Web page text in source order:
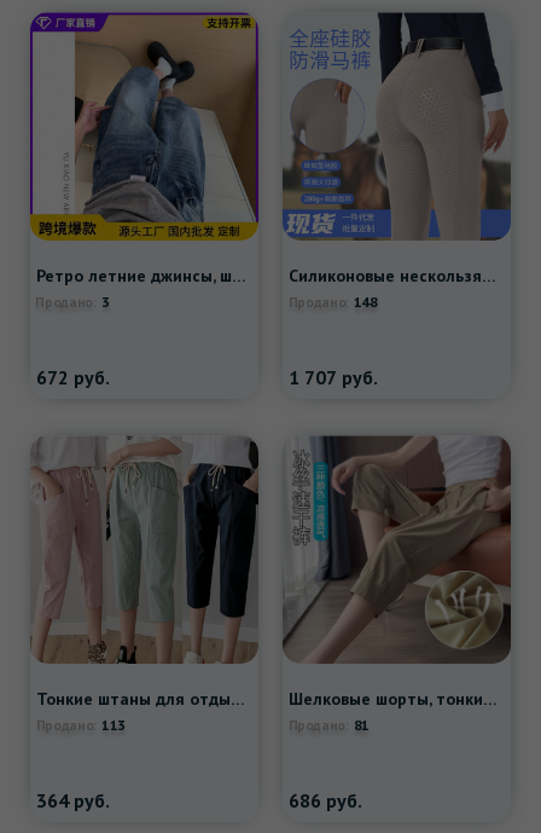
Ретро летние джинсы, штаны, оверсайз, большой размер, свободный прямой крой
Продано: 3
672 руб.
Силиконовые нескользящие износостойкие штаны, мобильный телефон, высокая талия, в обтяжку
Продано: 148
1 707 руб.
Тонкие штаны для отдыха, из хлопка и льна, большой размер
Продано: 113
364 руб.
Шелковые шорты, тонкие дышащие быстросохнущие штаны для спортзала, оверсайз, для бега
Продано: 81
686 руб.